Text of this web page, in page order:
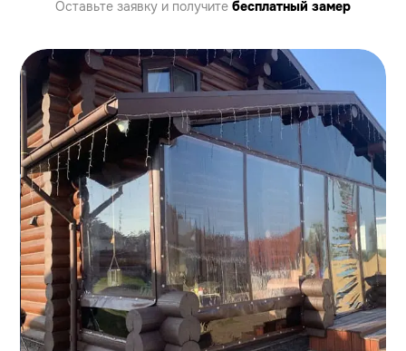
Оставьте заявку и получите бесплатный замер